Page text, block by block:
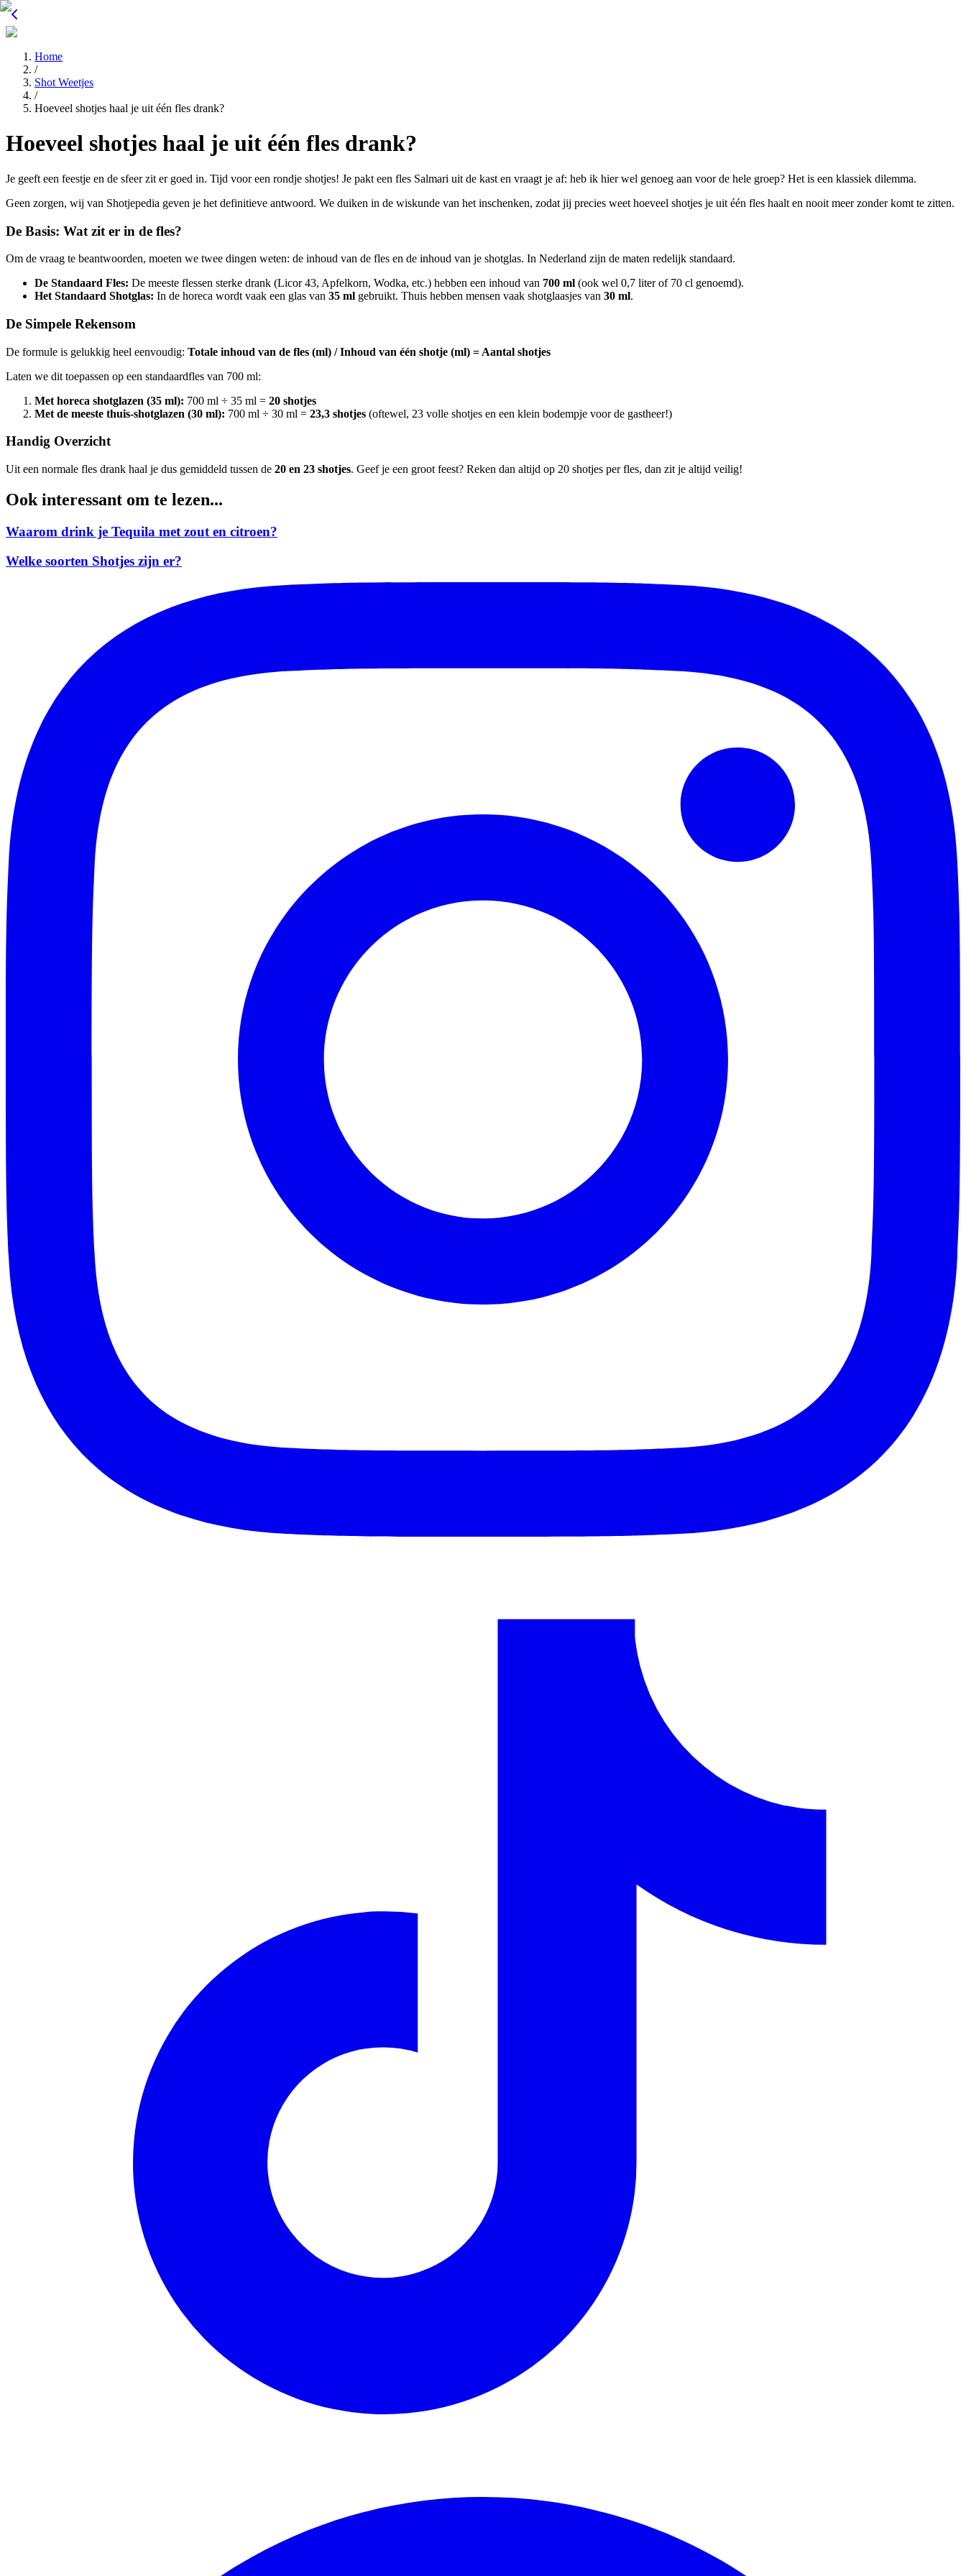
Home
/
Shot Weetjes
/
Hoeveel shotjes haal je uit één fles drank?
Hoeveel shotjes haal je uit één fles drank?
Je geeft een feestje en de sfeer zit er goed in. Tijd voor een rondje shotjes! Je pakt een fles Salmari uit de kast en vraagt je af: heb ik hier wel genoeg aan voor de hele groep? Het is een klassiek dilemma.
Geen zorgen, wij van Shotjepedia geven je het definitieve antwoord. We duiken in de wiskunde van het inschenken, zodat jij precies weet hoeveel shotjes je uit één fles haalt en nooit meer zonder komt te zitten.
De Basis: Wat zit er in de fles?
Om de vraag te beantwoorden, moeten we twee dingen weten: de inhoud van de fles en de inhoud van je shotglas. In Nederland zijn de maten redelijk standaard.
De Standaard Fles: De meeste flessen sterke drank (Licor 43, Apfelkorn, Wodka, etc.) hebben een inhoud van 700 ml (ook wel 0,7 liter of 70 cl genoemd).
Het Standaard Shotglas: In de horeca wordt vaak een glas van 35 ml gebruikt. Thuis hebben mensen vaak shotglaasjes van 30 ml.
De Simpele Rekensom
De formule is gelukkig heel eenvoudig: Totale inhoud van de fles (ml) / Inhoud van één shotje (ml) = Aantal shotjes
Laten we dit toepassen op een standaardfles van 700 ml:
Met horeca shotglazen (35 ml): 700 ml ÷ 35 ml = 20 shotjes
Met de meeste thuis-shotglazen (30 ml): 700 ml ÷ 30 ml = 23,3 shotjes (oftewel, 23 volle shotjes en een klein bodempje voor de gastheer!)
Handig Overzicht
Uit een normale fles drank haal je dus gemiddeld tussen de 20 en 23 shotjes. Geef je een groot feest? Reken dan altijd op 20 shotjes per fles, dan zit je altijd veilig!
Ook interessant om te lezen...
Waarom drink je Tequila met zout en citroen?
Welke soorten Shotjes zijn er?